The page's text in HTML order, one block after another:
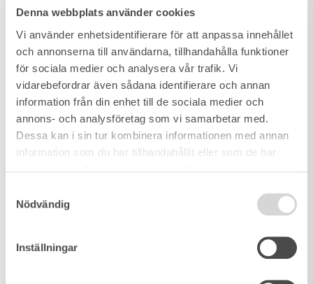
Denna webbplats använder cookies
Vi använder enhetsidentifierare för att anpassa innehållet
och annonserna till användarna, tillhandahålla funktioner
för sociala medier och analysera vår trafik. Vi
vidarebefordrar även sådana identifierare och annan
information från din enhet till de sociala medier och
annons- och analysföretag som vi samarbetar med.
Dessa kan i sin tur kombinera informationen med annan
information som du har tillhandahållit eller som de har
Nödvändig
Inställningar